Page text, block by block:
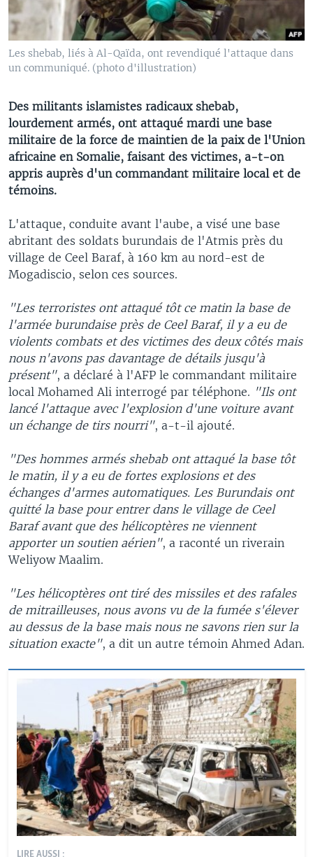
Les shebab, liés à Al-Qaïda, ont revendiqué l'attaque dans
un communiqué. (photo d'illustration)
Des militants islamistes radicaux shebab,
lourdement armés, ont attaqué mardi une base
militaire de la force de maintien de la paix de l'Union
africaine en Somalie, faisant des victimes, a-t-on
appris auprès d'un commandant militaire local et de
témoins.
L'attaque, conduite avant l'aube, a visé une base
abritant des soldats burundais de l'Atmis près du
village de Ceel Baraf, à 160 km au nord-est de
Mogadiscio, selon ces sources.
"Les terroristes ont attaqué tôt ce matin la base de
l'armée burundaise près de Ceel Baraf, il y a eu de
violents combats et des victimes des deux côtés mais
nous n'avons pas davantage de détails jusqu'à
présent", a déclaré à l'AFP le commandant militaire
local Mohamed Ali interrogé par téléphone. "Ils ont
lancé l'attaque avec l'explosion d'une voiture avant
un échange de tirs nourri", a-t-il ajouté.
"Des hommes armés shebab ont attaqué la base tôt
le matin, il y a eu de fortes explosions et des
échanges d'armes automatiques. Les Burundais ont
quitté la base pour entrer dans le village de Ceel
Baraf avant que des hélicoptères ne viennent
apporter un soutien aérien", a raconté un riverain
Weliyow Maalim.
"Les hélicoptères ont tiré des missiles et des rafales
de mitrailleuses, nous avons vu de la fumée s'élever
au dessus de la base mais nous ne savons rien sur la
situation exacte", a dit un autre témoin Ahmed Adan.
LIRE AUSSI :